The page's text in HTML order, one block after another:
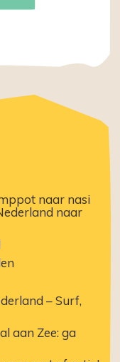
naar nasi
naar
– Surf,
aan Zee: ga